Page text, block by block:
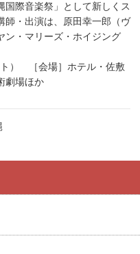
国際音楽祭」として新しくス
師・出演は、原田幸一郎（ヴ
ン・マリーズ・ホイジング
ト） ［会場］ホテル・佐敷
劇場ほか